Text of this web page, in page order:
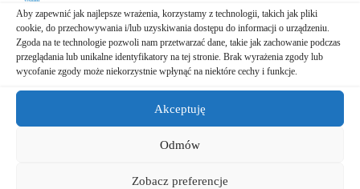
Aby zapewnić jak najlepsze wrażenia, korzystamy z technologii, takich jak pliki
cookie, do przechowywania i/lub uzyskiwania dostępu do informacji o urządzeniu.
Zgoda na te technologie pozwoli nam przetwarzać dane, takie jak zachowanie podczas
przeglądania lub unikalne identyfikatory na tej stronie. Brak wyrażenia zgody lub
wycofanie zgody może niekorzystnie wpłynąć na niektóre cechy i funkcje.
Akceptuję
Odmów
Zobacz preferencje
z wychowawcami.